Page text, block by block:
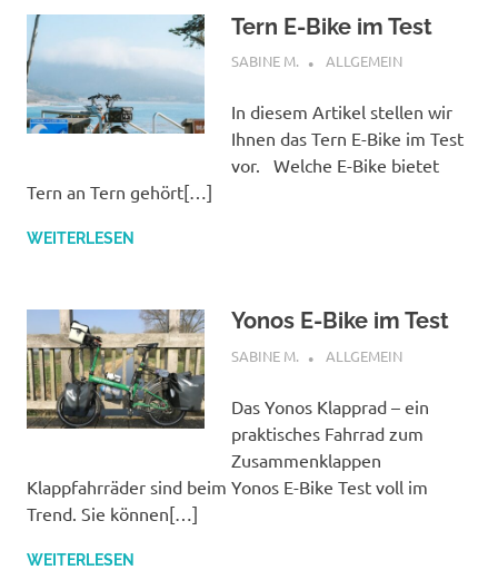
Tern E-Bike im Test
OKTOBER 12, 2022
SABINE M. ALLGEMEIN
In diesem Artikel stellen wir
Ihnen das Tern E-Bike im Test
vor. Welche E-Bike bietet
Tern an Tern gehört[…]
WEITERLESEN
Yonos E-Bike im Test
OKTOBER 12, 2022
SABINE M. ALLGEMEIN
Das Yonos Klapprad – ein
praktisches Fahrrad zum
Zusammenklappen
Klappfahrräder sind beim Yonos E-Bike Test voll im
Trend. Sie können[…]
WEITERLESEN